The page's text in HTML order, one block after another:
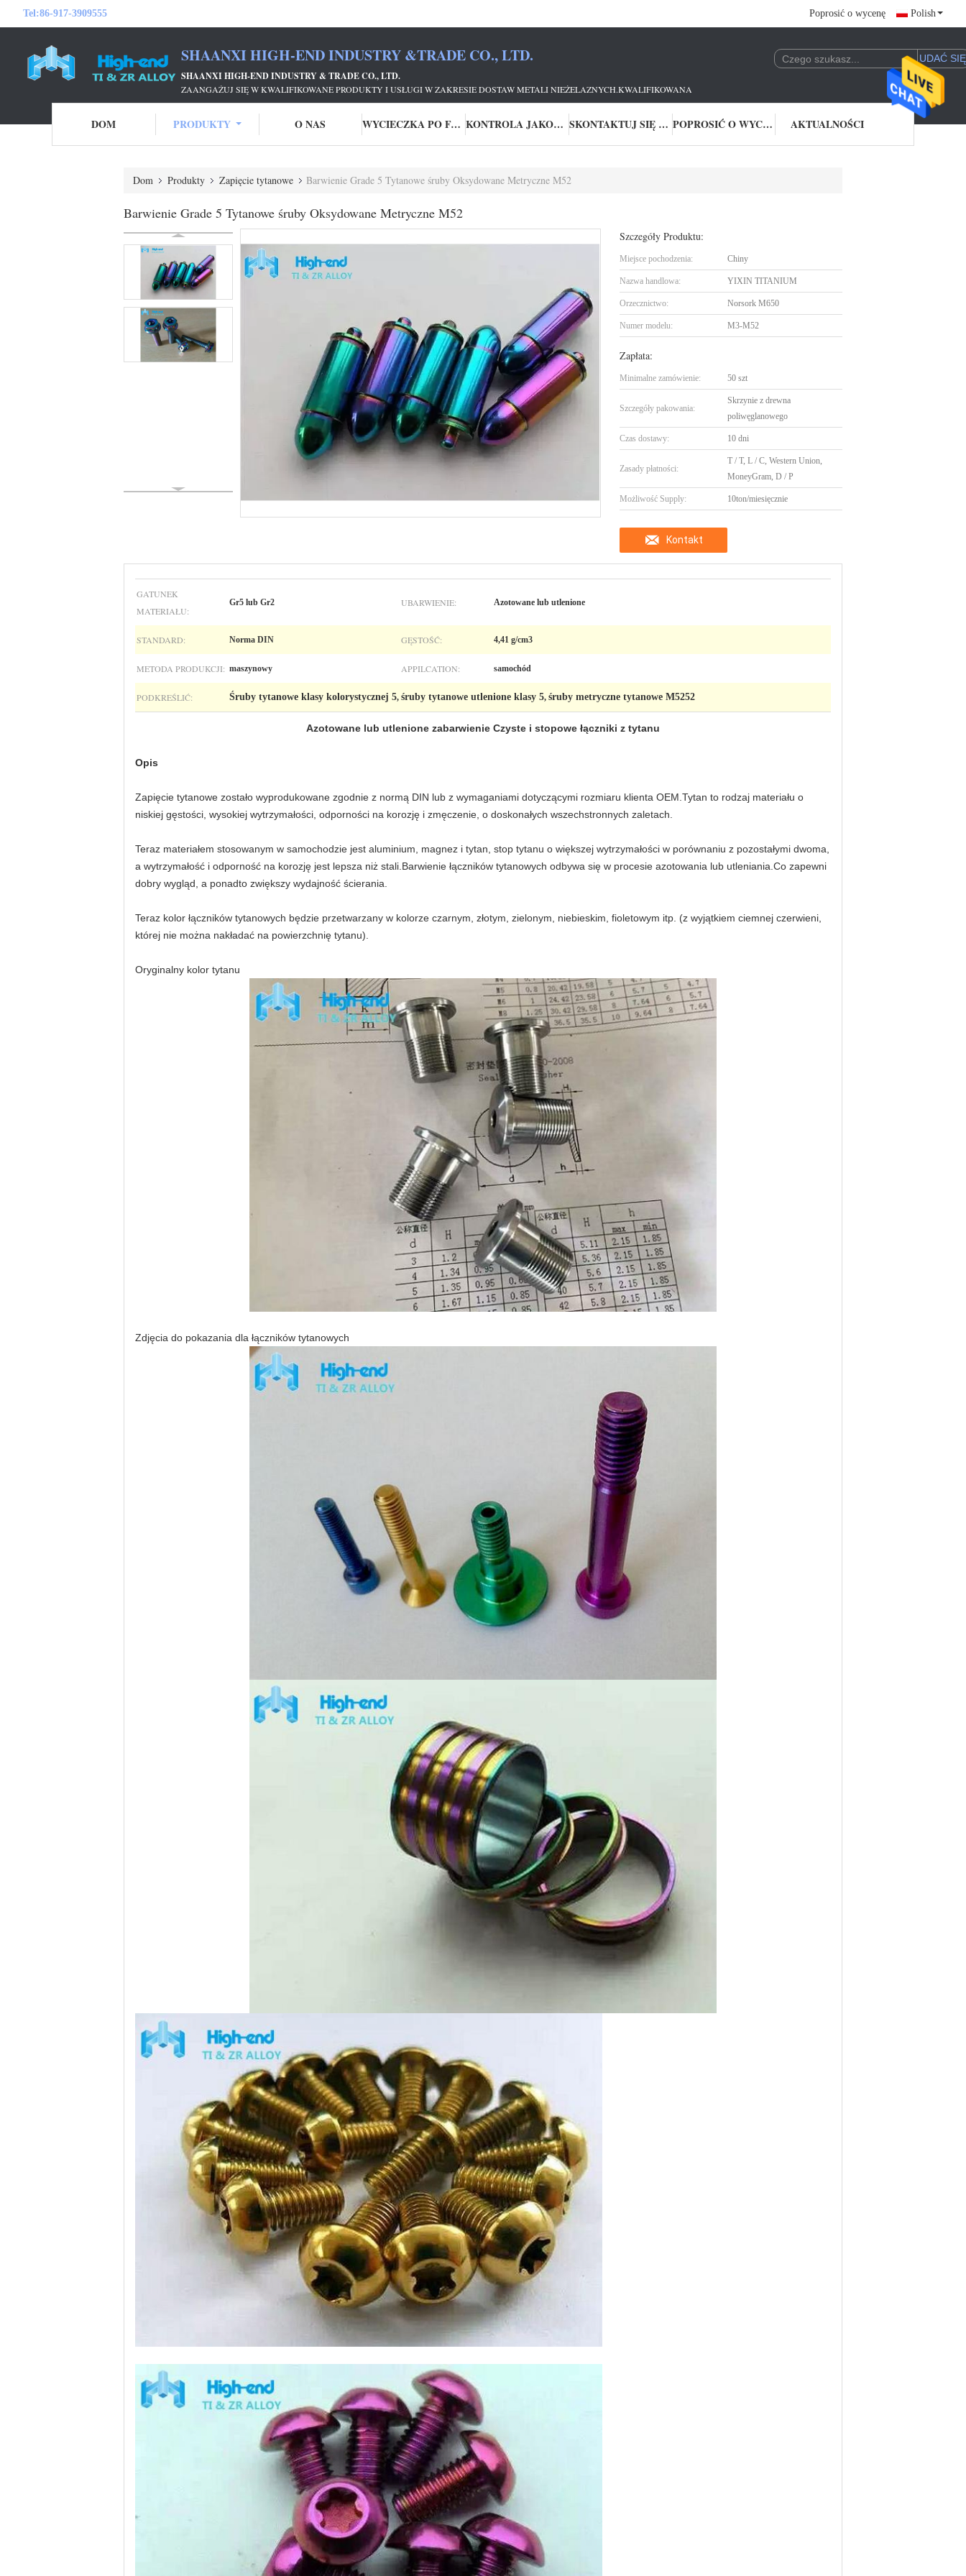
Tel:86-917-3909555 Poprosić o wycenę Polish
SHAANXI HIGH-END INDUSTRY &TRADE CO., LTD.
SHAANXI HIGH-END INDUSTRY & TRADE CO., LTD.
ZAANGAŻUJ SIĘ W KWALIFIKOWANE PRODUKTY I USŁUGI W ZAKRESIE DOSTAW METALI NIEŻELAZNYCH.KWALIFIKOWANA FABRYKA AS9100 I NORSOK M650.
DOM PRODUKTY O NAS WYCIECZKA PO FABRYCE KONTROLA JAKOŚCI SKONTAKTUJ SIĘ Z NAMI POPROSIĆ O WYCENĘ AKTUALNOŚCI
Dom Produkty Zapięcie tytanowe Barwienie Grade 5 Tytanowe śruby Oksydowane Metryczne M52
Barwienie Grade 5 Tytanowe śruby Oksydowane Metryczne M52
Szczegóły Produktu:
Miejsce pochodzenia: Chiny
Nazwa handlowa: YIXIN TITANIUM
Orzecznictwo: Norsork M650
Numer modelu: M3-M52
Zapłata:
Minimalne zamówienie: 50 szt
Szczegóły pakowania:
Skrzynie z drewna
poliwęglanowego
Czas dostawy: 10 dni
Zasady płatności:
T / T, L / C, Western Union,
MoneyGram, D / P
Możliwość Supply: 10ton/miesięcznie
Kontakt
GATUNEK
MATERIAŁU:
Gr5 lub Gr2 UBARWIENIE: Azotowane lub utlenione
STANDARD: Norma DIN GĘSTOŚĆ: 4,41 g/cm3
METODA PRODUKCJI: maszynowy APPILCATION: samochód
PODKREŚLIĆ: Śruby tytanowe klasy kolorystycznej 5, śruby tytanowe utlenione klasy 5, śruby metryczne tytanowe M5252
Azotowane lub utlenione zabarwienie Czyste i stopowe łączniki z tytanu
Opis
Zapięcie tytanowe zostało wyprodukowane zgodnie z normą DIN lub z wymaganiami dotyczącymi rozmiaru klienta OEM.Tytan to rodzaj materiału o
niskiej gęstości, wysokiej wytrzymałości, odporności na korozję i zmęczenie, o doskonałych wszechstronnych zaletach.
Teraz materiałem stosowanym w samochodzie jest aluminium, magnez i tytan, stop tytanu o większej wytrzymałości w porównaniu z pozostałymi dwoma,
a wytrzymałość i odporność na korozję jest lepsza niż stali.Barwienie łączników tytanowych odbywa się w procesie azotowania lub utleniania.Co zapewni
dobry wygląd, a ponadto zwiększy wydajność ścierania.
Teraz kolor łączników tytanowych będzie przetwarzany w kolorze czarnym, złotym, zielonym, niebieskim, fioletowym itp. (z wyjątkiem ciemnej czerwieni,
której nie można nakładać na powierzchnię tytanu).
Oryginalny kolor tytanu
Zdjęcia do pokazania dla łączników tytanowych